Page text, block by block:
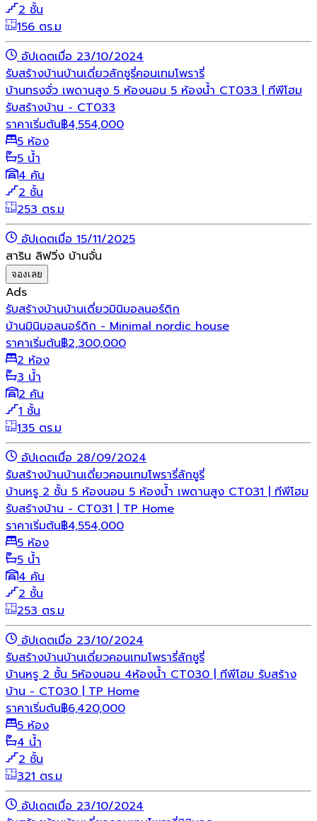
2 ชั้น
156 ตร.ม
อัปเดตเมื่อ 23/10/2024
รับสร้างบ้านบ้านเดี่ยวลักชูรี่คอนเทมโพรารี่
บ้านทรงจั่ว เพดานสูง 5 ห้องนอน 5 ห้องน้ำ CT033 | ทีพีโฮม
รับสร้างบ้าน - CT033
ราคาเริ่มต้น฿4,554,000
5 ห้อง
5 น้ำ
4 คัน
2 ชั้น
253 ตร.ม
อัปเดตเมื่อ 15/11/2025
สาริน ลิฟวิ่ง บ้านจั่น
จองเลย
Ads
รับสร้างบ้านบ้านเดี่ยวมินิมอลนอร์ดิก
บ้านมินิมอลนอร์ดิก - Minimal nordic house
ราคาเริ่มต้น฿2,300,000
2 ห้อง
3 น้ำ
2 คัน
1 ชั้น
135 ตร.ม
อัปเดตเมื่อ 28/09/2024
รับสร้างบ้านบ้านเดี่ยวคอนเทมโพรารี่ลักชูรี่
บ้านหรู 2 ชั้น 5 ห้องนอน 5 ห้องน้ำ เพดานสูง CT031 | ทีพีโฮม
รับสร้างบ้าน - CT031 | TP Home
ราคาเริ่มต้น฿4,554,000
5 ห้อง
5 น้ำ
4 คัน
2 ชั้น
253 ตร.ม
อัปเดตเมื่อ 23/10/2024
รับสร้างบ้านบ้านเดี่ยวคอนเทมโพรารี่ลักชูรี่
บ้านหรู 2 ชั้น 5ห้องนอน 4ห้องน้ำ CT030 | ทีพีโฮม รับสร้าง
บ้าน - CT030 | TP Home
ราคาเริ่มต้น฿6,420,000
5 ห้อง
4 น้ำ
2 ชั้น
321 ตร.ม
อัปเดตเมื่อ 23/10/2024